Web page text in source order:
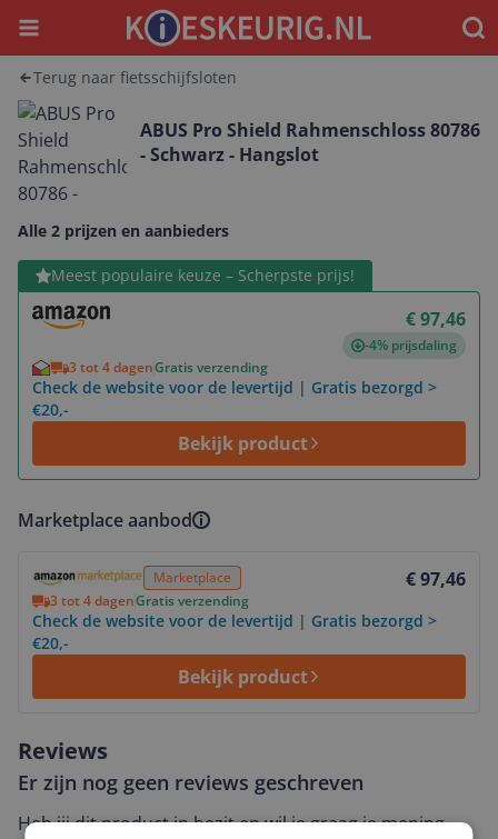
Menu
Terug naar fietsschijfsloten
ABUS Pro Shield Rahmenschloss 80786
- Schwarz - Hangslot
Alle 2 prijzen en aanbieders
Meest populaire keuze – Scherpste prijs!
€ 97,46
-4% prijsdaling
3 tot 4 dagenGratis verzending
Check de website voor de levertijd | Gratis bezorgd >
€20,-
Bekijk product
Bekijk product
Marketplace aanbod
Marketplace € 97,46
3 tot 4 dagenGratis verzending
Check de website voor de levertijd | Gratis bezorgd >
€20,-
Bekijk product
Reviews
Er zijn nog geen reviews geschreven
Heb jij dit product in bezit en wil je graag je mening